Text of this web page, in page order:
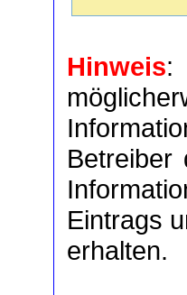
Hinweis:
Eintrags
erhalten.